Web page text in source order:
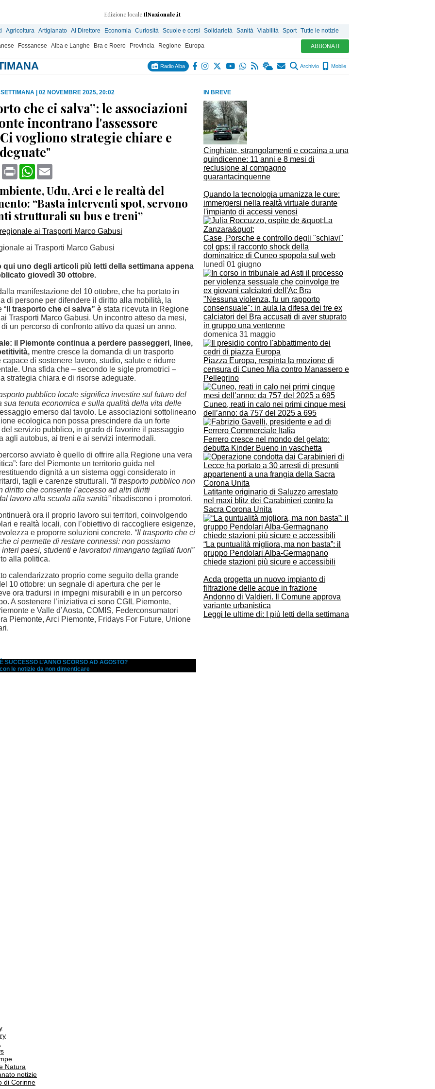
Edizione locale IlNazionale.it
Agricoltura Artigianato Al Direttore Economia Curiosità Scuole e corsi Solidarietà Sanità Viabilità Sport Tutte le notizie
Fossanese Alba e Langhe Bra e Roero Provincia Regione Europa ABBONATI
Radio Alba Archivio Mobile
IN BREVE
Cinghiate, strangolamenti e cocaina a una
quindicenne: 11 anni e 8 mesi di
reclusione al compagno
quarantacinquenne
Quando la tecnologia umanizza le cure:
immergersi nella realtà virtuale durante
l'impianto di accessi venosi
Case, Porsche e controllo degli "schiavi"
col gps: il racconto shock della
dominatrice di Cuneo spopola sul web
lunedì 01 giugno
"Nessuna violenza, fu un rapporto
consensuale": in aula la difesa dei tre ex
calciatori del Bra accusati di aver stuprato
in gruppo una ventenne
domenica 31 maggio
Piazza Europa, respinta la mozione di
censura di Cuneo Mia contro Manassero e
Pellegrino
Cuneo, reati in calo nei primi cinque mesi
dell’anno: da 757 del 2025 a 695
Ferrero cresce nel mondo del gelato:
debutta Kinder Bueno in vaschetta
Latitante originario di Saluzzo arrestato
nel maxi blitz dei Carabinieri contro la
Sacra Corona Unita
“La puntualità migliora, ma non basta”: il
gruppo Pendolari Alba-Germagnano
chiede stazioni più sicure e accessibili
Acda progetta un nuovo impianto di
filtrazione delle acque in frazione
Andonno di Valdieri. Il Comune approva
variante urbanistica
Leggi le ultime di: I più letti della settimana
SETTIMANA 02 NOVEMBRE 2025, 20:02
che ci salva”: le associazioni
incontrano l'assessore
vogliono strategie chiare e
X Print WhatsApp
Udu, Arci e le realtà del
“Basta interventi spot, servono
strutturali su bus e treni”
ai Trasporti Marco Gabusi
qui uno degli articoli più letti della settimana appena
giovedì 30 ottobre.
manifestazione del 10 ottobre, che ha portato in
di persone per difendere il diritto alla mobilità, la
“ Il trasporto che ci salva” è stata ricevuta in Regione
Trasporti Marco Gabusi. Un incontro atteso da mesi,
di un percorso di confronto attivo da quasi un anno.
il Piemonte continua a perdere passeggeri, linee,
mentre cresce la domanda di un trasporto
di sostenere lavoro, studio, salute e ridurre
Una sfida che – secondo le sigle promotrici –
strategia chiara e di risorse adeguate.
pubblico locale significa investire sul futuro del
sua tenuta economica e sulla qualità della vita delle
emerso dal tavolo. Le associazioni sottolineano
ecologica non possa prescindere da un forte
servizio pubblico, in grado di favorire il passaggio
agli autobus, ai treni e ai servizi intermodali.
avviato è quello di offrire alla Regione una vera
fare del Piemonte un territorio guida nel
dignità a un sistema oggi considerato in
tagli e carenze strutturali. “Il trasporto pubblico non
diritto che consente l’accesso ad altri diritti
lavoro alla scuola alla sanità”ribadiscono i promotori.
ora il proprio lavoro sui territori, coinvolgendo
e realtà locali, con l’obiettivo di raccogliere esigenze,
e proporre soluzioni concrete. “Il trasporto che ci
ci permette di restare connessi: non possiamo
paesi, studenti e lavoratori rimangano tagliati fuori”
alla politica.
calendarizzato proprio come seguito della grande
10 ottobre: un segnale di apertura che per le
ora tradursi in impegni misurabili e in un percorso
A sostenere l’iniziativa ci sono CGIL Piemonte,
e Valle d’Aosta, COMIS, Federconsumatori
Piemonte, Arci Piemonte, Fridays For Future, Unione
SUCCESSO L’ANNO SCORSO AD AGOSTO?
le notizie da non dimenticare
Natura
notizie
di Corinne